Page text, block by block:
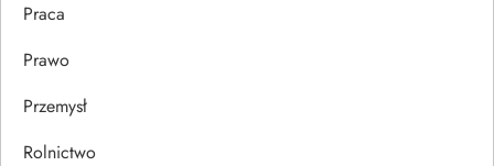
Praca
Prawo
Przemysł
Rolnictwo